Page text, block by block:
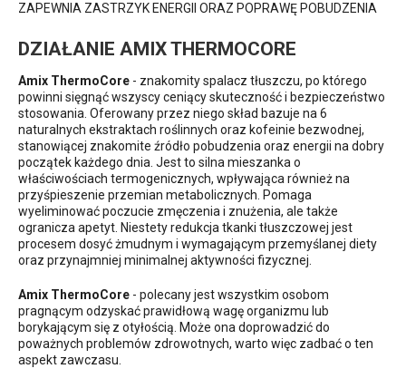
ZAPEWNIA ZASTRZYK ENERGII ORAZ POPRAWĘ POBUDZENIA
DZIAŁANIE AMIX THERMOCORE
Amix ThermoCore - znakomity spalacz tłuszczu, po którego
powinni sięgnąć wszyscy ceniący skuteczność i bezpieczeństwo
stosowania. Oferowany przez niego skład bazuje na 6
naturalnych ekstraktach roślinnych oraz kofeinie bezwodnej,
stanowiącej znakomite źródło pobudzenia oraz energii na dobry
początek każdego dnia. Jest to silna mieszanka o
właściwościach termogenicznych, wpływająca również na
przyśpieszenie przemian metabolicznych. Pomaga
wyeliminować poczucie zmęczenia i znużenia, ale także
ogranicza apetyt. Niestety redukcja tkanki tłuszczowej jest
procesem dosyć żmudnym i wymagającym przemyślanej diety
oraz przynajmniej minimalnej aktywności fizycznej.
Amix ThermoCore - polecany jest wszystkim osobom
pragnącym odzyskać prawidłową wagę organizmu lub
borykającym się z otyłością. Może ona doprowadzić do
poważnych problemów zdrowotnych, warto więc zadbać o ten
aspekt zawczasu.